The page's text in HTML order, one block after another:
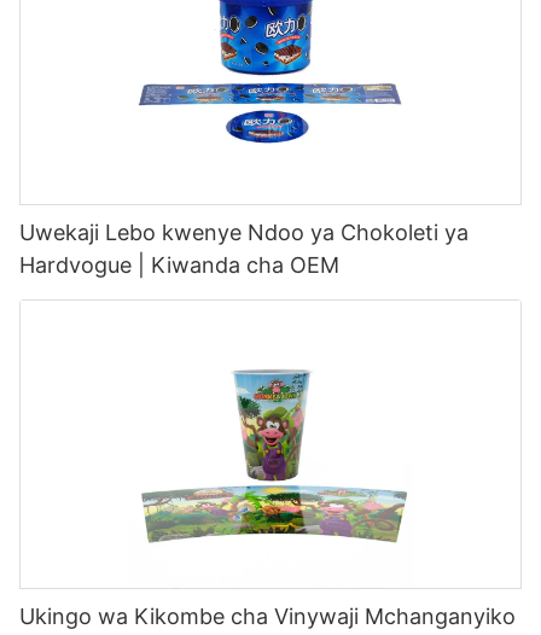
Uwekaji Lebo kwenye Ndoo ya Chokoleti ya
Hardvogue | Kiwanda cha OEM
Ukingo wa Kikombe cha Vinywaji Mchanganyiko